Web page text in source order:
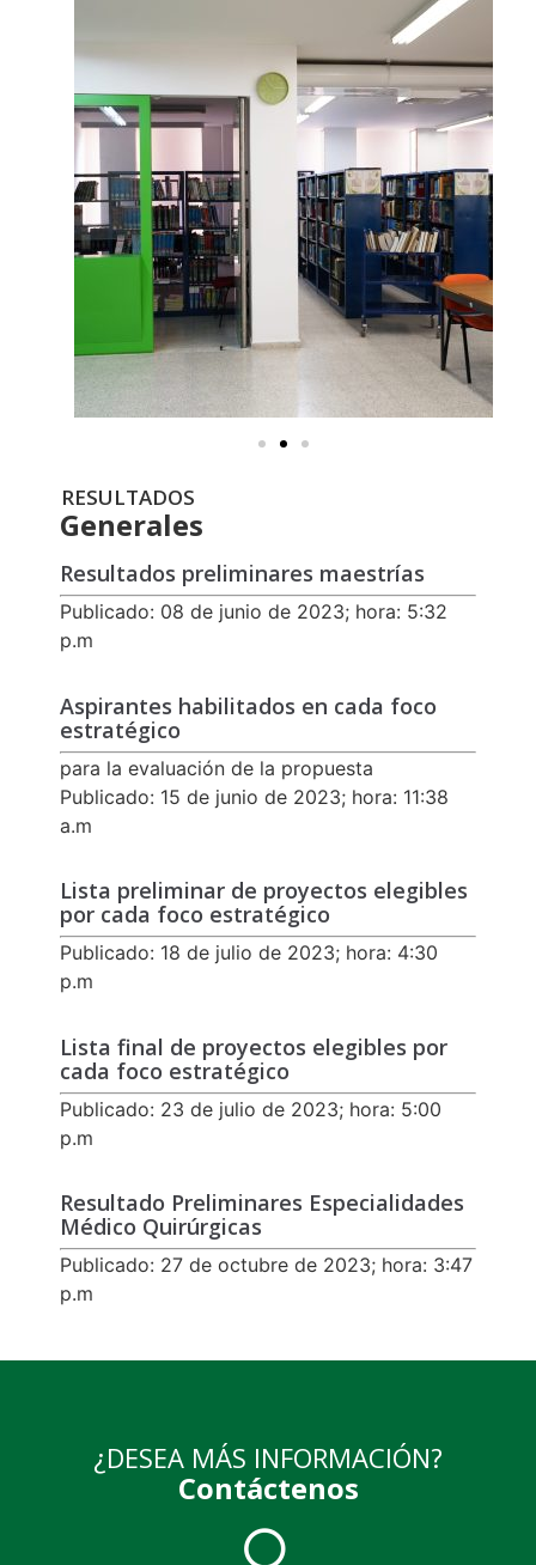
RESULTADOS
Generales
Resultados preliminares maestrías
Publicado: 08 de junio de 2023; hora: 5:32
p.m
Aspirantes habilitados en cada foco
estratégico
para la evaluación de la propuesta
Publicado: 15 de junio de 2023; hora: 11:38
a.m
Lista preliminar de proyectos elegibles
por cada foco estratégico
Publicado: 18 de julio de 2023; hora: 4:30
p.m
Lista final de proyectos elegibles por
cada foco estratégico
Publicado: 23 de julio de 2023; hora: 5:00
p.m
Resultado Preliminares Especialidades
Médico Quirúrgicas
Publicado: 27 de octubre de 2023; hora: 3:47
p.m
¿DESEA MÁS INFORMACIÓN?
Contáctenos